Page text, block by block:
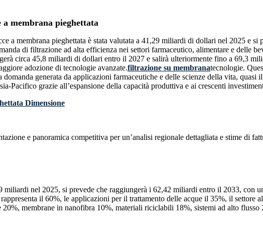
membrana pieghettata
a membrana pieghettata è stata valutata a 41,29 miliardi di dollari nel 2025 e
di filtrazione ad alta efficienza nei settori farmaceutico, alimentare e delle
circa 45,8 miliardi di dollari entro il 2027 e salirà ulteriormente fino a 69,3
adozione di tecnologie avanzate.filtrazione su membranatecnologie.
generata da applicazioni farmaceutiche e delle scienze della vita,
Pacifico grazie all’espansione della capacità produttiva e ai crescenti
e panoramica competitiva per un’analisi regionale dettagliata e stime di
miliardi nel 2025, si prevede che raggiungerà i 62,42 miliardi entro il 2033, con
il 60%, le applicazioni per il trattamento delle acque il 35%, il
membrane in nanofibra 10%, materiali riciclabili 18%, sistemi ad alto flusso